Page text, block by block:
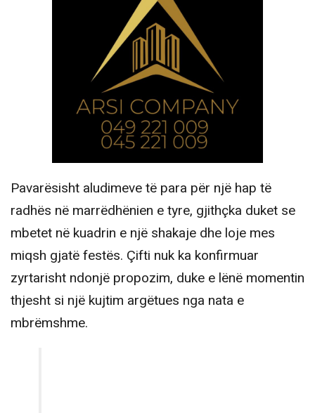
Pavarësisht aludimeve të para për një hap të
radhës në marrëdhënien e tyre, gjithçka duket se
mbetet në kuadrin e një shakaje dhe loje mes
miqsh gjatë festës. Çifti nuk ka konfirmuar
zyrtarisht ndonjë propozim, duke e lënë momentin
thjesht si një kujtim argëtues nga nata e
mbrëmshme.